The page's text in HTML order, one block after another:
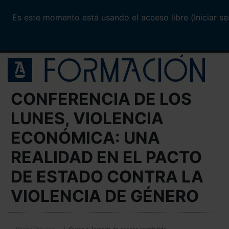
Es este momento está usando el acceso libre (Iniciar
CONFERENCIA DE LOS
LUNES, VIOLENCIA
ECONÓMICA: UNA
REALIDAD EN EL PACTO
DE ESTADO CONTRA LA
VIOLENCIA DE GÉNERO